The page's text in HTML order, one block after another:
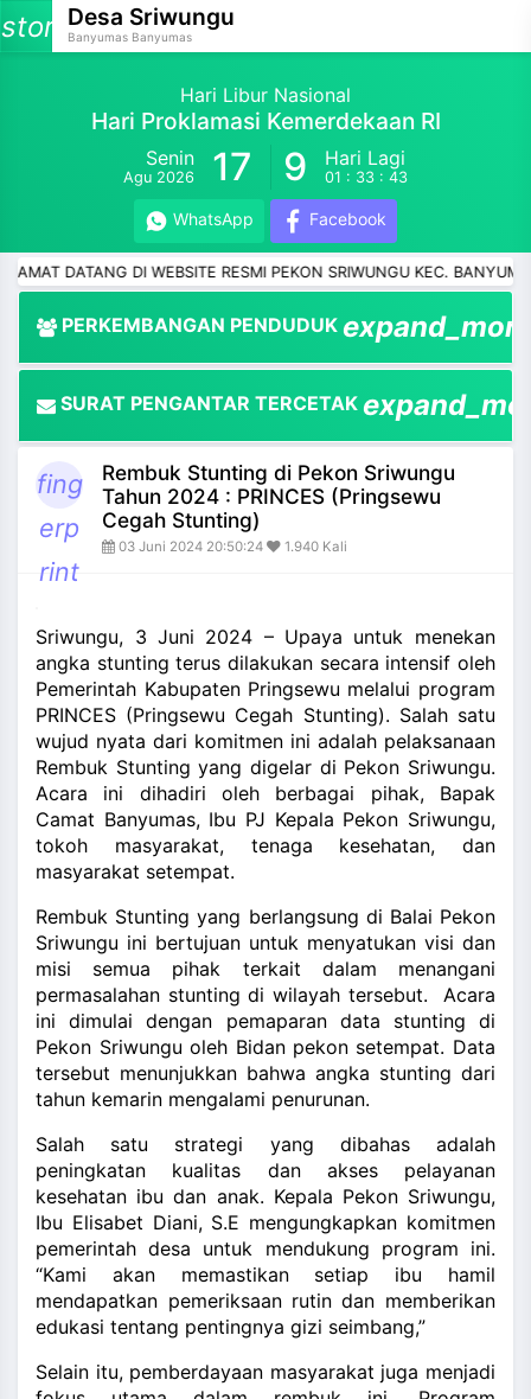
storageDesa Sriwungu
Banyumas Banyumas
Hari Libur Nasional
Hari Proklamasi Kemerdekaan RI
Senin
Agu 2026 17 9 Hari Lagi
01 : 33 : 42
WhatsApp Facebook
DI WEBSITE RESMI PEKON SRIWUNGU KEC. BANYUMAS KAB.
PERKEMBANGAN PENDUDUK
SURAT PENGANTAR TERCETAK
fing
erp
rint
Rembuk Stunting di Pekon Sriwungu
Tahun 2024 : PRINCES (Pringsewu
Cegah Stunting)
03 Juni 2024 20:50:24 1.940 Kali
Sriwungu, 3 Juni 2024 – Upaya untuk menekan
angka stunting terus dilakukan secara intensif oleh
Pemerintah Kabupaten Pringsewu melalui program
PRINCES (Pringsewu Cegah Stunting). Salah satu
wujud nyata dari komitmen ini adalah pelaksanaan
Rembuk Stunting yang digelar di Pekon Sriwungu.
Acara ini dihadiri oleh berbagai pihak, Bapak
Camat Banyumas, Ibu PJ Kepala Pekon Sriwungu,
tokoh masyarakat, tenaga kesehatan, dan
masyarakat setempat.
Rembuk Stunting yang berlangsung di Balai Pekon
Sriwungu ini bertujuan untuk menyatukan visi dan
misi semua pihak terkait dalam menangani
permasalahan stunting di wilayah tersebut. Acara
ini dimulai dengan pemaparan data stunting di
Pekon Sriwungu oleh Bidan pekon setempat. Data
tersebut menunjukkan bahwa angka stunting dari
tahun kemarin mengalami penurunan.
Salah satu strategi yang dibahas adalah
peningkatan kualitas dan akses pelayanan
kesehatan ibu dan anak. Kepala Pekon Sriwungu,
Ibu Elisabet Diani, S.E mengungkapkan komitmen
pemerintah desa untuk mendukung program ini.
“Kami akan memastikan setiap ibu hamil
mendapatkan pemeriksaan rutin dan memberikan
edukasi tentang pentingnya gizi seimbang,”
Selain itu, pemberdayaan masyarakat juga menjadi